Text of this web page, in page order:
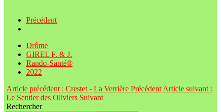
Précédent
Drôme
GIREL F. & J.
Rando-Santé®
2022
Article précédent : Crestet - La Verrière Précédent Article suivant :
Le Sentier des Oliviers Suivant
Rechercher